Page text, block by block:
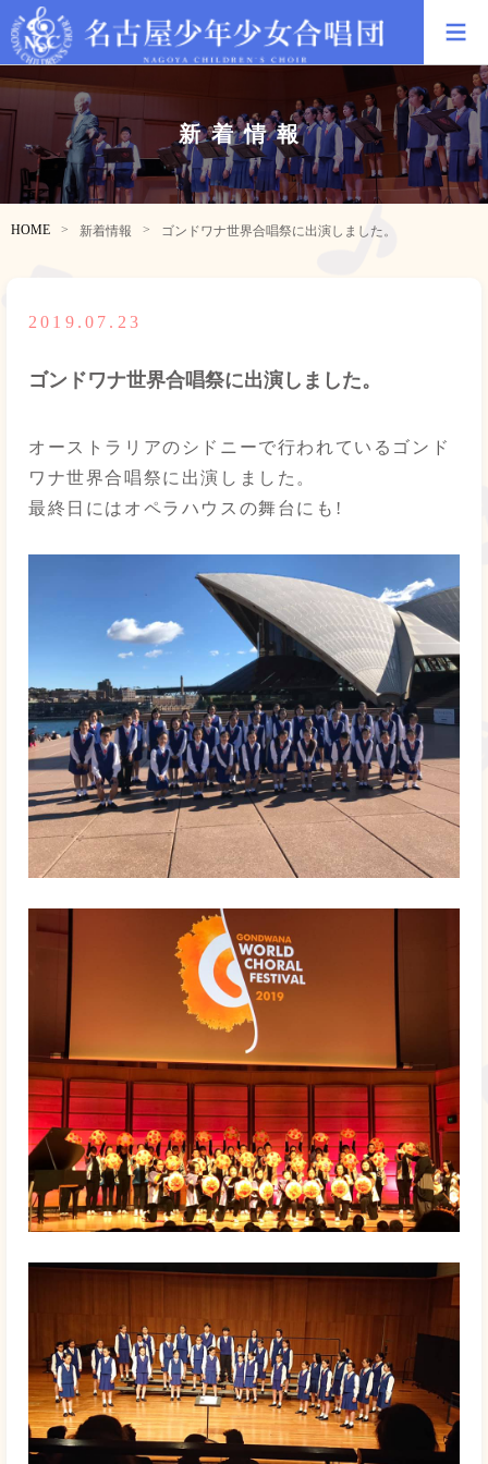
新着情報
HOME 新着情報 ゴンドワナ世界合唱祭に出演しました。
2019.07.23
ゴンドワナ世界合唱祭に出演しました。
オーストラリアのシドニーで行われているゴンド
ワナ世界合唱祭に出演しました。
最終日にはオペラハウスの舞台にも!